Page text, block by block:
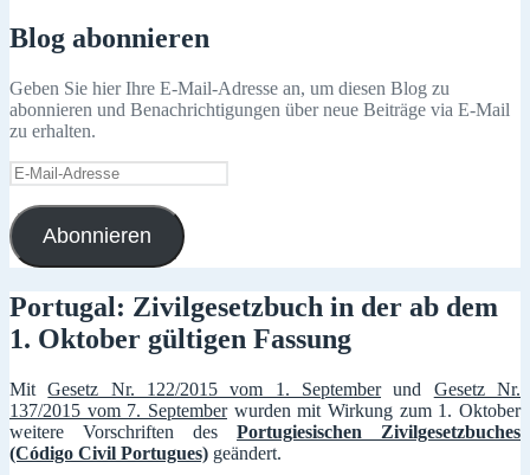
Blog abonnieren
Geben Sie hier Ihre E-Mail-Adresse an, um diesen Blog zu
abonnieren und Benachrichtigungen über neue Beiträge via E-Mail
zu erhalten.
E-
Mail-
Adresse
Abonnieren
Portugal: Zivilgesetzbuch in der ab dem
1. Oktober gültigen Fassung
MitGesetz Nr. 122/2015 vom 1. Septemberund Gesetz Nr.
137/2015 vom 7. Septemberwurden mit Wirkung zum 1. Oktober
weitere Vorschriften des Portugiesischen Zivilgesetzbuches
(Código Civil Portugues) geändert.